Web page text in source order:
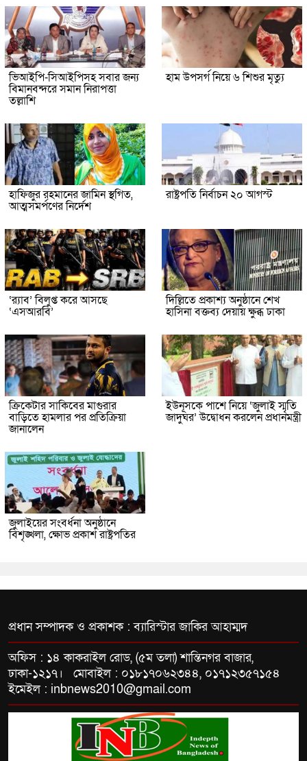
ভিআইপি-সিআইপিসহ সবার জন্য
বিমানবন্দরে সমান নিরাপত্তা
তল্লাশি
হাম উপসর্গ নিয়ে ৬ শিশুর মৃত্যু
হাফিজুর রহমানের জামিন স্থগিত,
আত্মসমর্পণের নির্দেশ
রাষ্ট্রপতি নির্বাচন ২০ আগস্ট
‘র‍্যাব’ বিলুপ্ত করে আসছে
‘এসআরবি’
দিল্লিতে প্রকাশ্য অনুষ্ঠানে শেখ
হাসিনা বক্তব্য দেয়ায় ক্ষুব্ধ ঢাকা
ক্রিকেটার সাকিবের মাগুরার
বাড়িতে হামলার পর প্রতিক্রিয়া
জানালেন
ইউনূসকে পাশে নিয়ে ‘জুলাই স্মৃতি
জাদুঘর’ উদ্বোধন করলেন প্রধানমন্ত্রী
জুলাইয়ের সংবর্ধনা অনুষ্ঠানে
বিশৃঙ্খলা, ক্ষোভ প্রকাশ রাষ্ট্রপতির
প্রধান সম্পাদক ও প্রকাশক : ব্যারিস্টার জাকির আহাম্মদ
অফিস : ১৪ কাকরাইল রোড, (৫ম তলা) শান্তিনগর বাজার,
ঢাকা-১২১৭। মোবাইল : ০১৮১৭০৬২৩৪৪, ০১৭১২৩৫৭১৫৪
ইমেইল : inbnews2010@gmail.com